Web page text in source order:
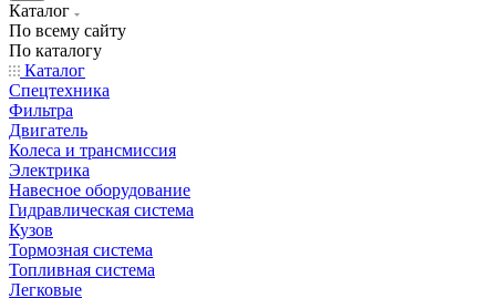
Каталог
По всему сайту
По каталогу
Каталог
Спецтехника
Фильтра
Двигатель
Колеса и трансмиссия
Электрика
Навесное оборудование
Гидравлическая система
Кузов
Тормозная система
Топливная система
Легковые